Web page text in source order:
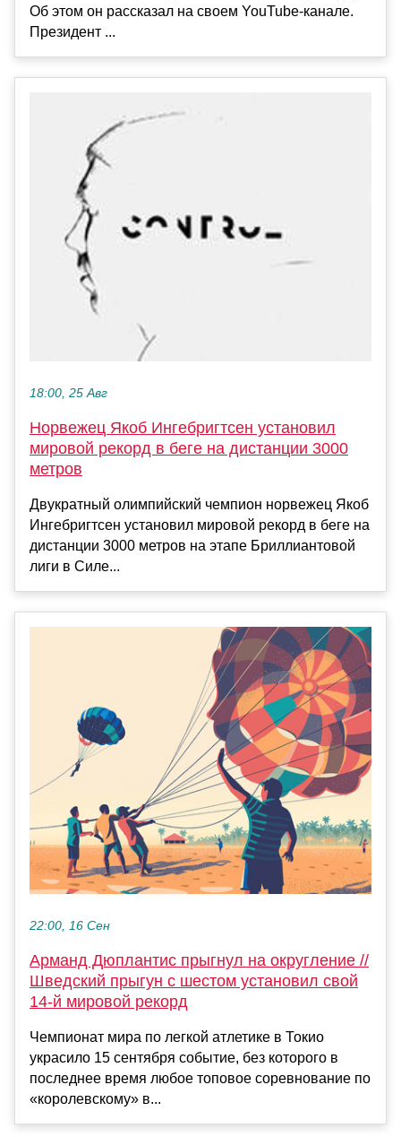
Об этом он рассказал на своем YouTube-канале.
Президент ...
18:00, 25 Авг
Норвежец Якоб Ингебригтсен установил
мировой рекорд в беге на дистанции 3000
метров
Двукратный олимпийский чемпион норвежец Якоб
Ингебригтсен установил мировой рекорд в беге на
дистанции 3000 метров на этапе Бриллиантовой
лиги в Силе...
22:00, 16 Сен
Арманд Дюплантис прыгнул на округление //
Шведский прыгун с шестом установил свой
14-й мировой рекорд
Чемпионат мира по легкой атлетике в Токио
украсило 15 сентября событие, без которого в
последнее время любое топовое соревнование по
«королевскому» в...